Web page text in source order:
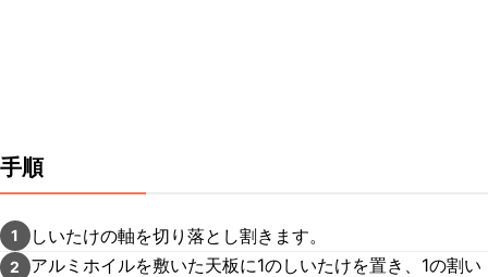
手順
1 しいたけの軸を切り落とし割きます。
2
アルミホイルを敷いた天板に1のしいたけを置き、1の割い